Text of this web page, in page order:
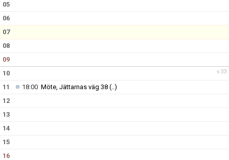
05
06
07
08
09
v.33
10
11
18:00 Möte, Jättarnas väg 38 (..)
12
13
14
15
16